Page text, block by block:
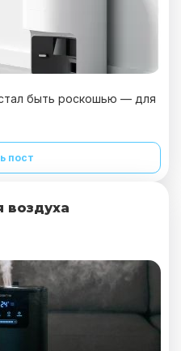
быть роскошью — для
пост
воздуха